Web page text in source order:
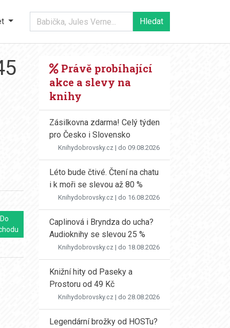
Do
Právě probíhající
akce a slevy na
knihy
Zásilkovna zdarma! Celý týden
pro Česko i Slovensko
Knihydobrovsky.cz | do 09.08.2026
Léto bude čtivé. Čtení na chatu
i k moři se slevou až 80 %
Knihydobrovsky.cz | do 16.08.2026
Caplinová i Bryndza do ucha?
Audioknihy se slevou 25 %
Knihydobrovsky.cz | do 18.08.2026
Knižní hity od Paseky a
Prostoru od 49 Kč
Knihydobrovsky.cz | do 28.08.2026
Legendární brožky od HOSTu?